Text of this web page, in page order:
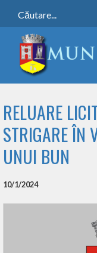
RELUARE
STRIGARE ÎN
UNUI BUN
10/1/2024